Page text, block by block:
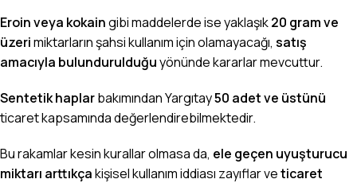
Eroin veya kokaingibi maddelerde ise yaklaşık20 gram ve
üzerimiktarların şahsi kullanım için olamayacağı, satış
amacıyla bulundurulduğuyönünde kararlar mevcuttur.
Sentetik haplarbakımından Yargıtay50 adet ve üstünü
ticaret kapsamında değerlendirebilmektedir.
Bu rakamlar kesin kurallar olmasa da, ele geçen uyuşturucu
miktarı arttıkçakişisel kullanım iddiası zayıflar veticaret